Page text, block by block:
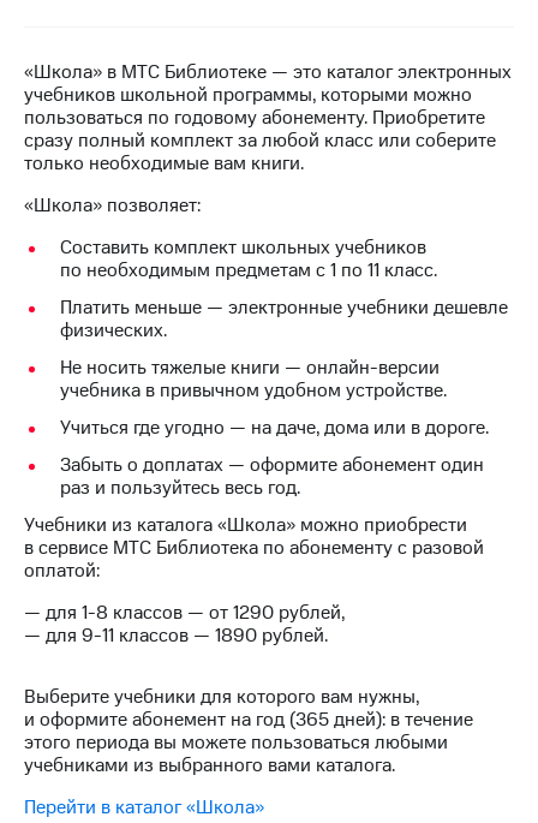
Заказать
SIM-
карту
Оформить
карта
для
иностранцев
чистый
номер
Выбрать
красивый
номер
Заменить
SIM-
Перейти
на
Для дома
Выберите
и подключите
с выгодным
дешевле
при
оплате
с карты
МТС
и подключите
ТВ
с выгодным
тарифом
Тарифы
Интернет,
ТВ и телефон
для дома
Услуги
кабинет
интернета
Личный
кабинет
спутникового
ТВ
Скачать
«Школа» в МТС Библиотеке — это каталог электронных
учебников школьной программы, которыми можно
пользоваться по годовому абонементу. Приобретите
сразу полный комплект за любой класс или соберите
только необходимые вам книги.
«Школа» позволяет:
Составить комплект школьных учебников
по необходимым предметам с 1 по 11 класс.
Платить меньше — электронные учебники дешевле
физических.
Не носить тяжелые книги — онлайн-версии
учебника в привычном удобном устройстве.
Учиться где угодно — на даче, дома или в дороге.
Забыть о доплатах — оформите абонемент один
раз и пользуйтесь весь год.
Учебники из каталога «Школа» можно приобрести
в сервисе МТС Библиотека по абонементу с разовой
оплатой:
— для 1-8 классов — от 1290 рублей,
— для 9-11 классов — 1890 рублей.
Выберите учебники для которого вам нужны,
и оформите абонемент на год (365 дней): в течение
этого периода вы можете пользоваться любыми
учебниками из выбранного вами каталога.
Перейти в каталог «Школа»